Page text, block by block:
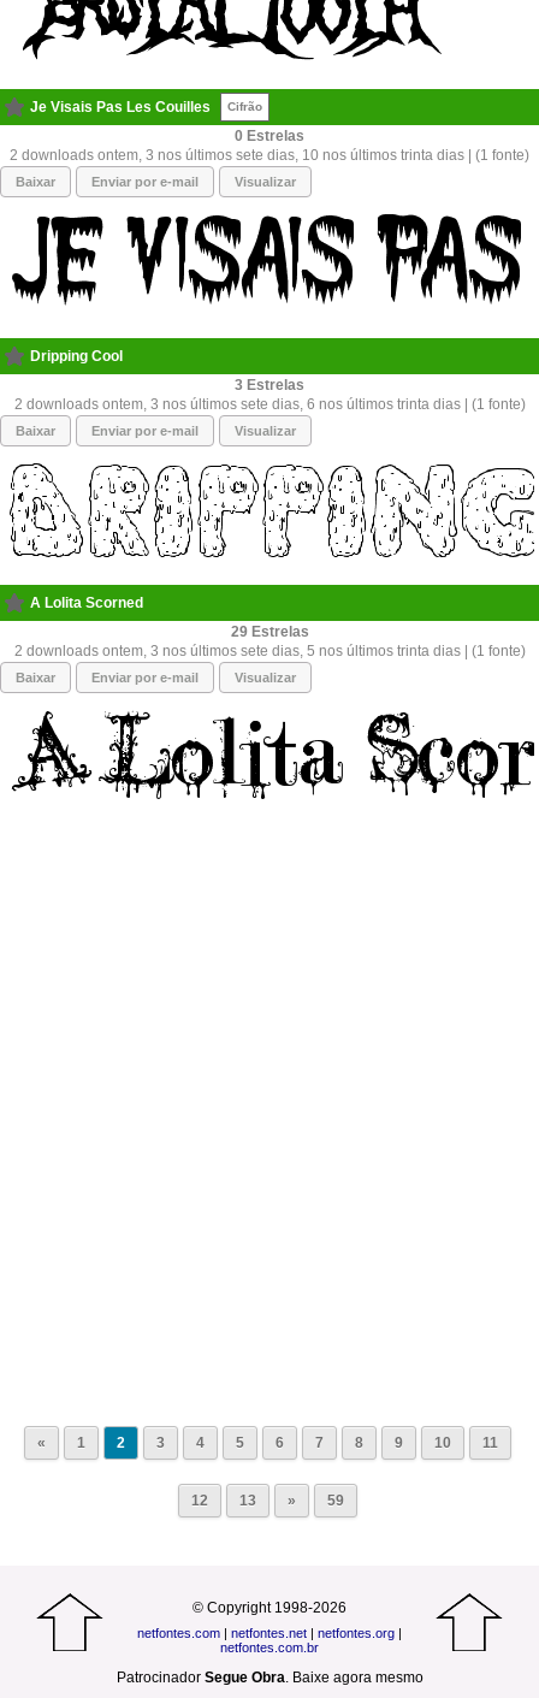
Je Visais Pas Les Couilles Cifrão
0
2 downloads ontem, 3 nos últimos sete dias, 10 nos últimos trinta dias | (1 fonte)
Baixar Enviar por e-mail Visualizar
Dripping Cool
3
2 downloads ontem, 3 nos últimos sete dias, 6 nos últimos trinta dias | (1 fonte)
Baixar Enviar por e-mail Visualizar
A Lolita Scorned
29
2 downloads ontem, 3 nos últimos sete dias, 5 nos últimos trinta dias | (1 fonte)
Baixar Enviar por e-mail Visualizar
« 1 2 3 4 5 6 7 8 9 10 11
12 13 » 59
© Copyright 1998-2026
netfontes.com | netfontes.net | netfontes.org |
netfontes.com.br
Patrocinador Segue Obra. Baixe agora mesmo